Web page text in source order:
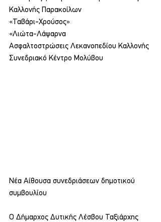
Καλλονής Παρακοίλων
«Ταβάρι-Χρούσος»
«Λιώτα-Λάψαρνα
Ασφαλτοστρώσεις Λεκανοπεδίου Καλλονής
Συνεδριακό Κέντρο Μολύβου
Νέα Αίθουσα συνεδριάσεων δημοτικού
συμβουλίου
Ο Δήμαρχος Δυτικής Λέσβου Ταξιάρχης